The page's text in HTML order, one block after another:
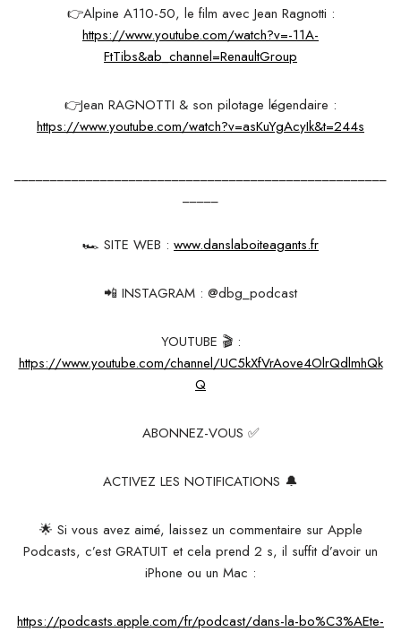
👉Alpine A110-50, le film avec Jean Ragnotti :
https://www.youtube.com/watch?v=-11A-
FtTibs&ab_channel=RenaultGroup
👉Jean RAGNOTTI & son pilotage légendaire :
https://www.youtube.com/watch?v=asKuYgAcyIk&t=244s
🏎 SITE WEB : www.danslaboiteagants.fr
📲 INSTAGRAM : @dbg_podcast
YOUTUBE 🎬 :
https://www.youtube.com/channel/UC5kXfVrAove4OlrQdlmhQk
Q
ABONNEZ-VOUS ✅
ACTIVEZ LES NOTIFICATIONS 🔔
🌟 Si vous avez aimé, laissez un commentaire sur Apple
Podcasts, c’est GRATUIT et cela prend 2 s, il suffit d’avoir un
iPhone ou un Mac :
https://podcasts.apple.com/fr/podcast/dans-la-bo%C3%AEte-